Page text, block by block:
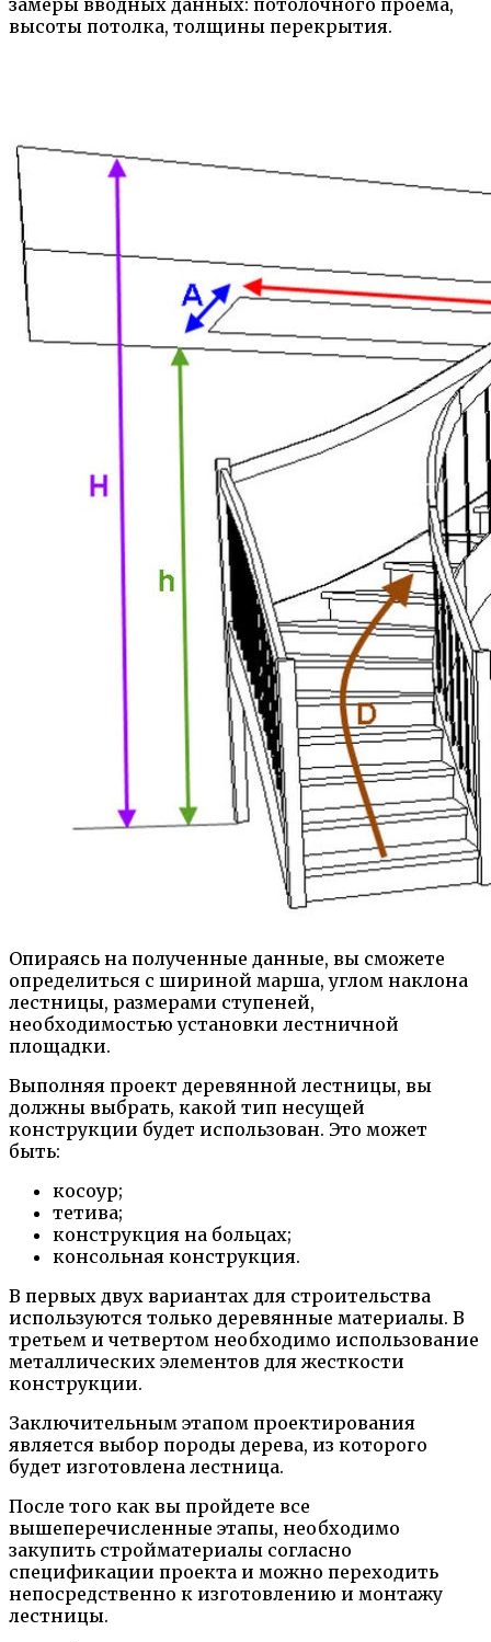
высоты потолка, толщины перекрытия.
Опираясь на полученные данные, вы сможете
определиться с шириной марша, углом наклона
лестницы, размерами ступеней,
необходимостью установки лестничной
площадки.
Выполняя проект деревянной лестницы, вы
должны выбрать, какой тип несущей
конструкции будет использован. Это может
быть:
косоур;
тетива;
конструкция на больцах;
консольная конструкция.
В первых двух вариантах для строительства
используются только деревянные материалы. В
третьем и четвертом необходимо использование
металлических элементов для жесткости
конструкции.
Заключительным этапом проектирования
является выбор породы дерева, из которого
будет изготовлена лестница.
После того как вы пройдете все
вышеперечисленные этапы, необходимо
закупить стройматериалы согласно
спецификации проекта и можно переходить
непосредственно к изготовлению и монтажу
лестницы.